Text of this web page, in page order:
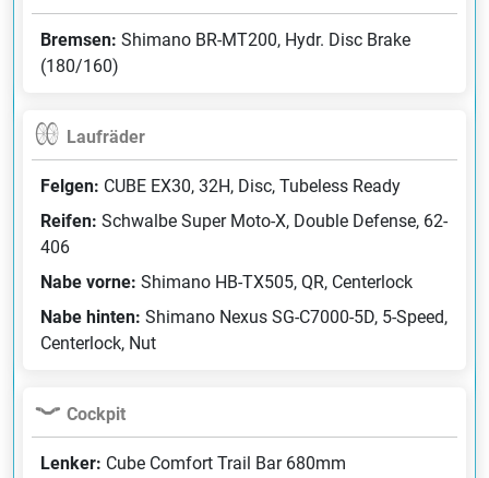
Bremsen: Shimano BR-MT200, Hydr. Disc Brake
(180/160)
Laufräder
Felgen: CUBE EX30, 32H, Disc, Tubeless Ready
Reifen: Schwalbe Super Moto-X, Double Defense, 62-
406
Nabe vorne: Shimano HB-TX505, QR, Centerlock
Nabe hinten: Shimano Nexus SG-C7000-5D, 5-Speed,
Centerlock, Nut
Cockpit
Lenker: Cube Comfort Trail Bar 680mm